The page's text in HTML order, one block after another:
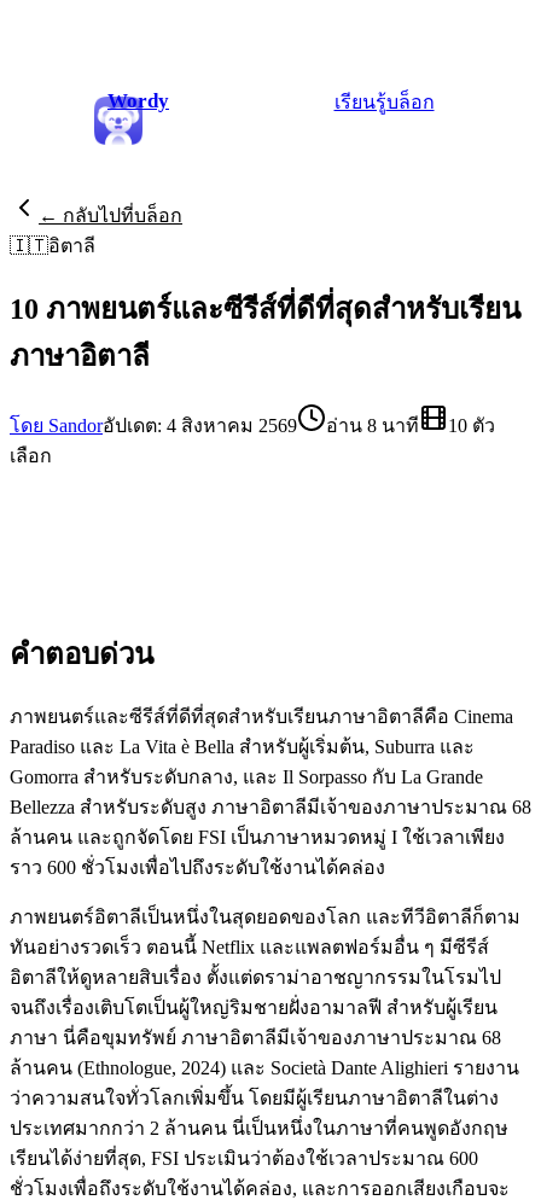
Wordy เรียนรู้บล็อก
← กลับไปที่บล็อก
🇮🇹อิตาลี
10 ภาพยนตร์และซีรีส์ที่ดีที่สุดสำหรับเรียน
ภาษาอิตาลี
โดย Sandorอัปเดต: 4 สิงหาคม 2569 อ่าน 8 นาที
10 ตัว
เลือก
คำตอบด่วน
ภาพยนตร์และซีรีส์ที่ดีที่สุดสำหรับเรียนภาษาอิตาลีคือ Cinema
Paradiso และ La Vita è Bella สำหรับผู้เริ่มต้น, Suburra และ
Gomorra สำหรับระดับกลาง, และ Il Sorpasso กับ La Grande
Bellezza สำหรับระดับสูง ภาษาอิตาลีมีเจ้าของภาษาประมาณ 68
ล้านคน และถูกจัดโดย FSI เป็นภาษาหมวดหมู่ I ใช้เวลาเพียง
ราว 600 ชั่วโมงเพื่อไปถึงระดับใช้งานได้คล่อง
ภาพยนตร์อิตาลีเป็นหนึ่งในสุดยอดของโลก และทีวีอิตาลีก็ตาม
ทันอย่างรวดเร็ว ตอนนี้ Netflix และแพลตฟอร์มอื่น ๆ มีซีรีส์
อิตาลีให้ดูหลายสิบเรื่อง ตั้งแต่ดราม่าอาชญากรรมในโรมไป
จนถึงเรื่องเติบโตเป็นผู้ใหญ่ริมชายฝั่งอามาลฟี สำหรับผู้เรียน
ภาษา นี่คือขุมทรัพย์ ภาษาอิตาลีมีเจ้าของภาษาประมาณ 68
ล้านคน (Ethnologue, 2024) และ Società Dante Alighieri รายงาน
ว่าความสนใจทั่วโลกเพิ่มขึ้น โดยมีผู้เรียนภาษาอิตาลีในต่าง
ประเทศมากกว่า 2 ล้านคน นี่เป็นหนึ่งในภาษาที่คนพูดอังกฤษ
เรียนได้ง่ายที่สุด, FSI ประเมินว่าต้องใช้เวลาประมาณ 600
ชั่วโมงเพื่อถึงระดับใช้งานได้คล่อง, และการออกเสียงเกือบจะ